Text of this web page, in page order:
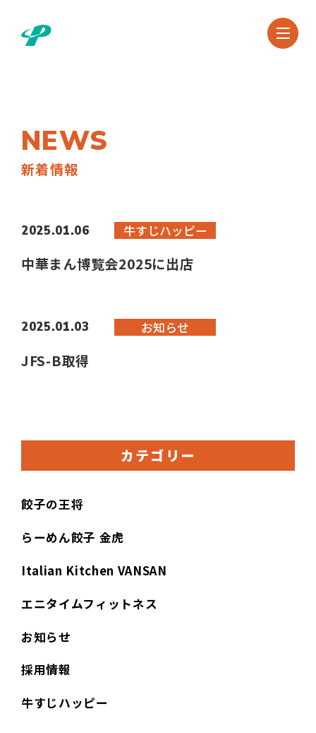
NEWS
新着情報
2025.01.06 牛すじハッピー
中華まん博覧会2025に出店
2025.01.03 お知らせ
JFS-B取得
カテゴリー
餃子の王将
らーめん餃子 金虎
Italian Kitchen VANSAN
エニタイムフィットネス
お知らせ
採用情報
牛すじハッピー